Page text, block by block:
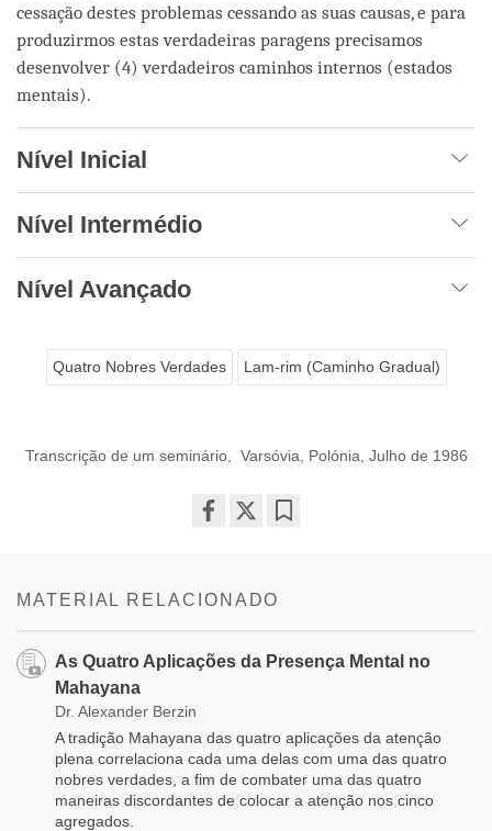
cessação destes problemas cessando as suas causas, e para
produzirmos estas verdadeiras paragens precisamos
desenvolver (4) verdadeiros caminhos internos (estados
mentais).
Nível Inicial
Nível Intermédio
Nível Avançado
Quatro Nobres Verdades Lam-rim (Caminho Gradual)
Transcrição de um seminário, Varsóvia, Polónia, Julho de 1986
MATERIAL RELACIONADO
As Quatro Aplicações da Presença Mental no
Mahayana
Dr. Alexander Berzin
A tradição Mahayana das quatro aplicações da atenção
plena correlaciona cada uma delas com uma das quatro
nobres verdades, a fim de combater uma das quatro
maneiras discordantes de colocar a atenção nos cinco
agregados.